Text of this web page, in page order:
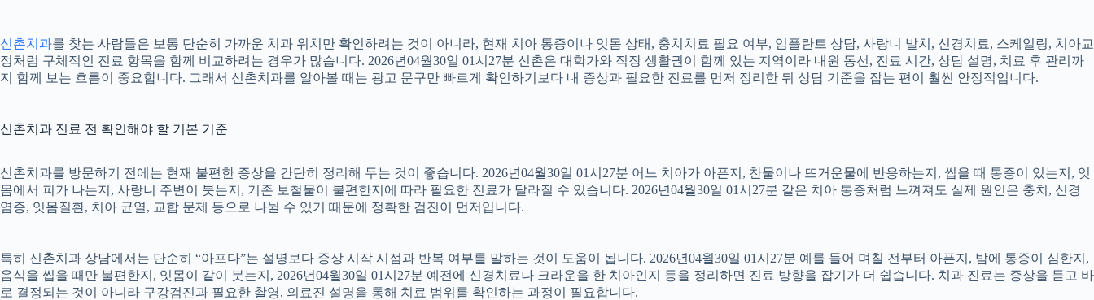
신촌치과를 찾는 사람들은 보통 단순히 가까운 치과 위치만 확인하려는 것이 아니라, 현재 치아 통증이나 잇몸 상태, 충치치료 필요 여부, 임플란트 상담, 사랑니 발치, 신경치료, 스케일링, 치아교
정처럼 구체적인 진료 항목을 함께 비교하려는 경우가 많습니다. 2026년04월30일 01시27분 신촌은 대학가와 직장 생활권이 함께 있는 지역이라 내원 동선, 진료 시간, 상담 설명, 치료 후 관리까
지 함께 보는 흐름이 중요합니다. 그래서 신촌치과를 알아볼 때는 광고 문구만 빠르게 확인하기보다 내 증상과 필요한 진료를 먼저 정리한 뒤 상담 기준을 잡는 편이 훨씬 안정적입니다.
신촌치과 진료 전 확인해야 할 기본 기준
신촌치과를 방문하기 전에는 현재 불편한 증상을 간단히 정리해 두는 것이 좋습니다. 2026년04월30일 01시27분 어느 치아가 아픈지, 찬물이나 뜨거운물에 반응하는지, 씹을 때 통증이 있는지, 잇
몸에서 피가 나는지, 사랑니 주변이 붓는지, 기존 보철물이 불편한지에 따라 필요한 진료가 달라질 수 있습니다. 2026년04월30일 01시27분 같은 치아 통증처럼 느껴져도 실제 원인은 충치, 신경
염증, 잇몸질환, 치아 균열, 교합 문제 등으로 나뉠 수 있기 때문에 정확한 검진이 먼저입니다.
특히 신촌치과 상담에서는 단순히 “아프다”는 설명보다 증상 시작 시점과 반복 여부를 말하는 것이 도움이 됩니다. 2026년04월30일 01시27분 예를 들어 며칠 전부터 아픈지, 밤에 통증이 심한지,
음식을 씹을 때만 불편한지, 잇몸이 같이 붓는지, 2026년04월30일 01시27분 예전에 신경치료나 크라운을 한 치아인지 등을 정리하면 진료 방향을 잡기가 더 쉽습니다. 치과 진료는 증상을 듣고 바
로 결정되는 것이 아니라 구강검진과 필요한 촬영, 의료진 설명을 통해 치료 범위를 확인하는 과정이 필요합니다.